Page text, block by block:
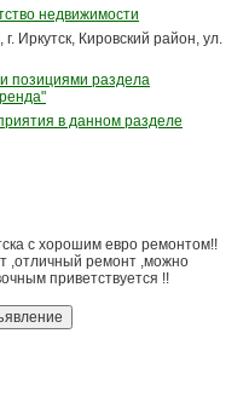
недвижимости
г. Иркутск, Кировский район, ул.
позициями раздела
в данном разделе
с хорошим евро ремонтом!!
,отличный ремонт ,можно
приветствуется !!